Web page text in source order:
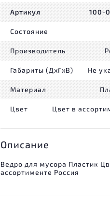
Артикул 100-
Состояние
Производитель
Габариты (ДxГxВ) Не
Материал
Цвет Цвет в
Описание
Ведро для мусора Пластик
ассортименте Россия